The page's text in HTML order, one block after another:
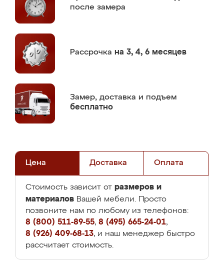
после замера
Рассрочка на 3, 4, 6 месяцев
Замер, доставка и подъем
бесплатно
Цена Доставка Оплата
Стоимость зависит от размеров и
материалов Вашей мебели. Просто
позвоните нам по любому из телефонов:
8 (800) 511-89-55, 8 (495) 665-24-01,
8 (926) 409-68-13, и наш менеджер быстро
рассчитает стоимость.